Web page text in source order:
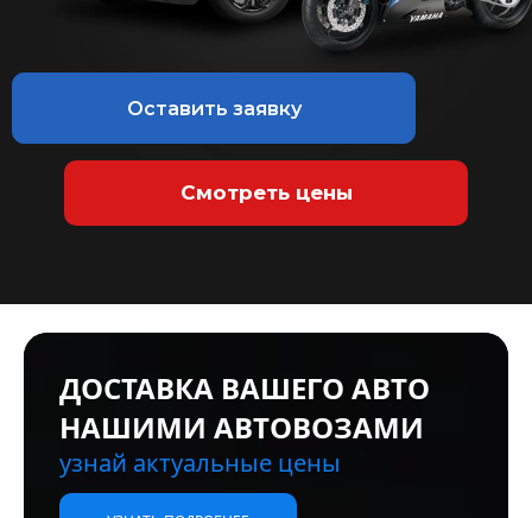
Оставить заявку
Смотреть цены
ДВИГАТЕЛИ ПОД ЗАКАЗ
БОЛЬШОЙ ВЫБОР
новые и б/у